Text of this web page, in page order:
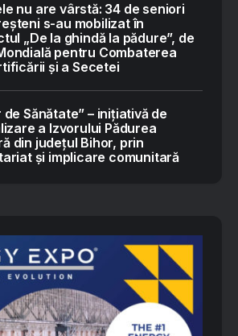
nu are vârstă: 34 de seniori
s-au mobilizat în
„De la ghindă la pădure”, de
pentru Combaterea
și a Secetei
de Sănătate” – inițiativă de
a Izvorului Pădurea
din județul Bihor, prin
și implicare comunitară